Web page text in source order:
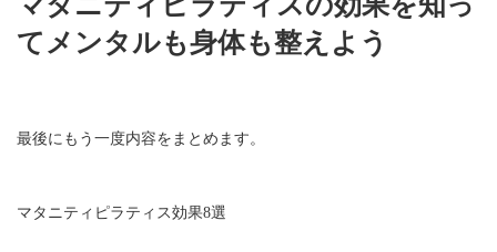
てメンタルも身体も整えよう
最後にもう一度内容をまとめます。
マタニティピラティス効果8選